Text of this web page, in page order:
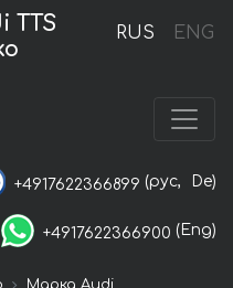
RUS ENG
TTS
+4917622366899 (рус, De)
+4917622366900 (Eng)